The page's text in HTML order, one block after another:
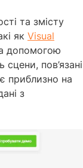
та змісту
як Visual
допомогою
пов’язані
приблизно на
з